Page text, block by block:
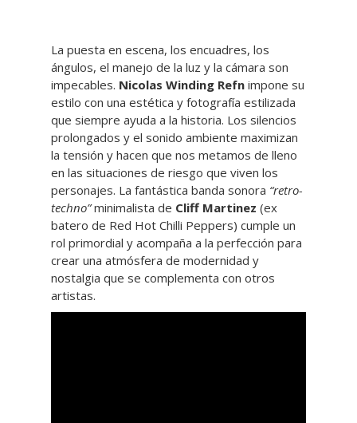
La puesta en escena, los encuadres, los
ángulos, el manejo de la luz y la cámara son
impecables. Nicolas Winding Refn impone su
estilo con una estética y fotografía estilizada
que siempre ayuda a la historia. Los silencios
prolongados y el sonido ambiente maximizan
la tensión y hacen que nos metamos de lleno
en las situaciones de riesgo que viven los
personajes. La fantástica banda sonora “retro-
techno”minimalista de Cliff Martinez (ex
batero de Red Hot Chilli Peppers) cumple un
rol primordial y acompaña a la perfección para
crear una atmósfera de modernidad y
nostalgia que se complementa con otros
artistas.